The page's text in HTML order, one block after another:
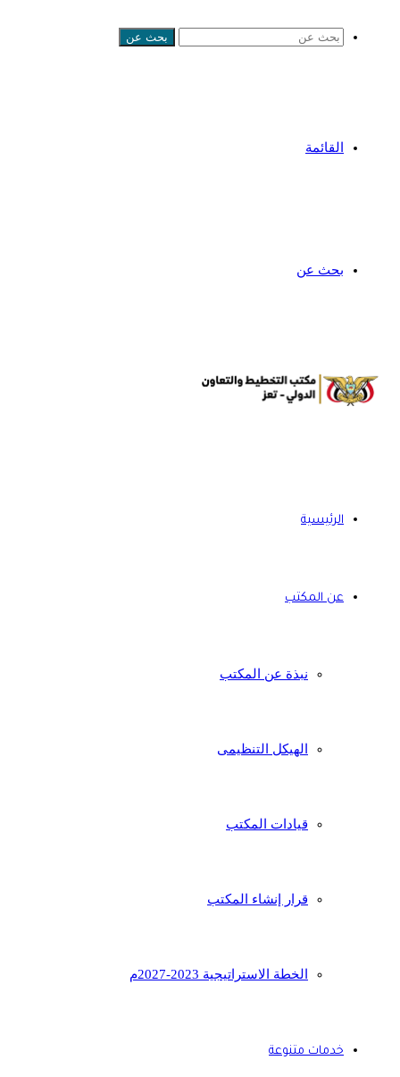
بحث عن
القائمة
بحث عن
الرئيسية
عن المكتب
نبذة عن المكتب
الهيكل التنظيمى
قيادات المكتب
قرار إنشاء المكتب
الخطة الاستراتيجية 2023-2027م
خدمات متنوعة